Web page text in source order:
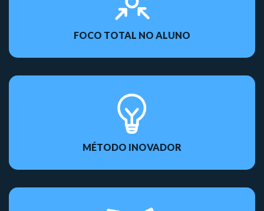
FOCO TOTAL NO ALUNO
MÉTODO INOVADOR